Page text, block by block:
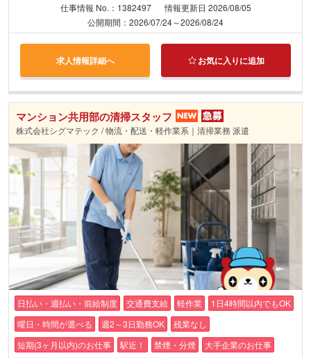
仕事情報 No.：1382497
情報更新日 2026/08/05
公開期間：2026/07/24～2026/08/24
求人情報詳細へ お気に入りに追加
マンション共用部の清掃スタッフ
株式会社シグマテック / 物流・配送・軽作業系｜清掃業務 派遣
日払い・週払い・前給制度 交通費支給 軽作業
1日4時間以内でもOK
曜日・時間が選べる
週2～3日勤務OK
残業なし
短期(3ヶ月以内)のお仕事
駅近！ 禁煙・分煙
大手企業のお仕事